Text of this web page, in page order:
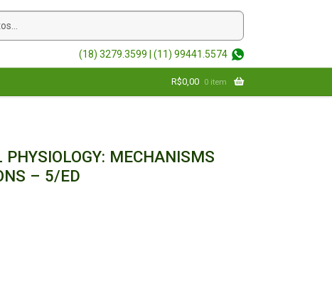
(18) 3279.3599 | (11) 99441.5574
R$0,00 0 item
PHYSIOLOGY: MECHANISMS
– 5/ED